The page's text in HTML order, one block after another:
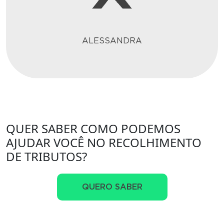
ALESSANDRA
QUER SABER COMO PODEMOS
AJUDAR VOCÊ NO RECOLHIMENTO
DE TRIBUTOS?
QUERO SABER